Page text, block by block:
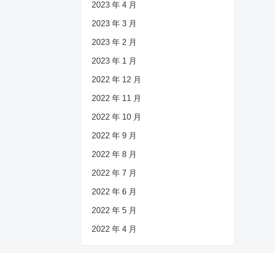
2023 年 4 月
2023 年 3 月
2023 年 2 月
2023 年 1 月
2022 年 12 月
2022 年 11 月
2022 年 10 月
2022 年 9 月
2022 年 8 月
2022 年 7 月
2022 年 6 月
2022 年 5 月
2022 年 4 月